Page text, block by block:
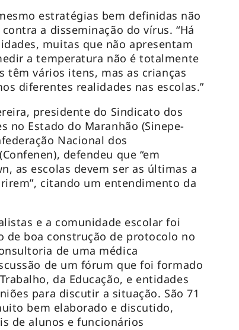
estratégias bem definidas não
a disseminação do vírus. “Há
muitas que não apresentam
a temperatura não é totalmente
têm vários itens, mas as crianças
diferentes realidades nas escolas.”
presidente do Sindicato dos
no Estado do Maranhão (Sinepe-
Nacional dos
defendeu que “em
as escolas devem ser as últimas a
citando um entendimento da
e a comunidade escolar foi
de boa construção de protocolo no
de uma médica
de um fórum que foi formado
da Educação, e entidades
para discutir a situação. São 71
bem elaborado e discutido,
de alunos e funcionários